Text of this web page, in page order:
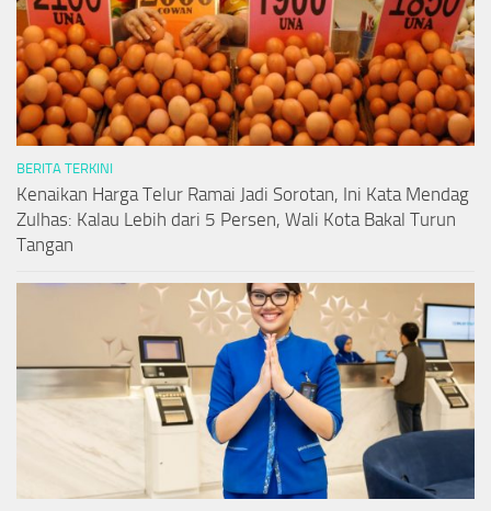
BERITA TERKINI
Kenaikan Harga Telur Ramai Jadi Sorotan, Ini Kata Mendag
Zulhas: Kalau Lebih dari 5 Persen, Wali Kota Bakal Turun
Tangan